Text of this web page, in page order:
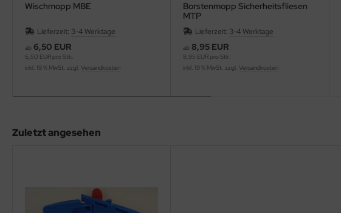
Wischmopp MBE
Lieferzeit: 3-4 Werktage
ab 6,50 EUR
6,50 EUR pro Stk.
inkl. 19 % MwSt. zzgl. Versandkosten
Borstenmopp Sicherheitsfliesen
MTP
Lieferzeit: 3-4 Werktage
ab 8,95 EUR
8,95 EUR pro Stk.
inkl. 19 % MwSt. zzgl.Versandkosten
Zuletzt angesehen